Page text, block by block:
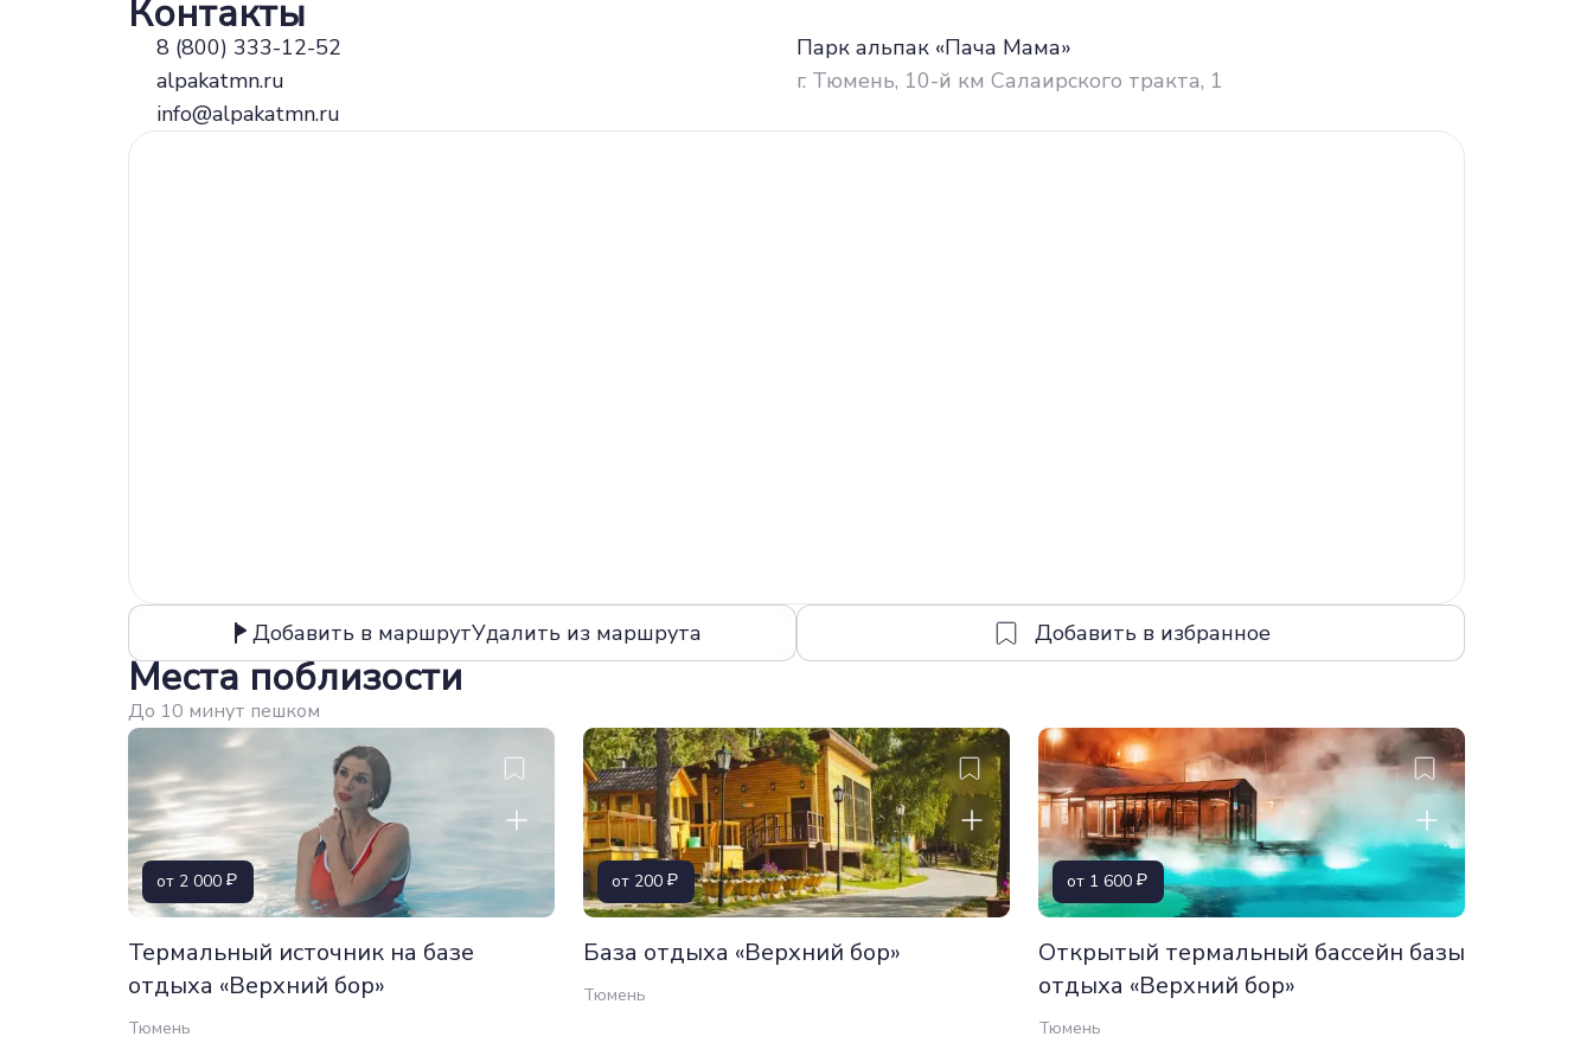
Контакты
8 (800) 333-12-52
alpakatmn.ru
info@alpakatmn.ru
Парк альпак «Пача Мама»
г. Тюмень, 10-й км Салаирского тракта, 1
Добавить в маршрутУдалить из маршрута
Места поблизости
До 10 минут пешком
от 2 000
Термальный источник на базе
отдыха «Верхний бор»
Тюмень
от 200
База отдыха «Верхний бор»
Тюмень
от 1 600
Открытый термальный бассейн базы
отдыха «Верхний бор»
Тюмень